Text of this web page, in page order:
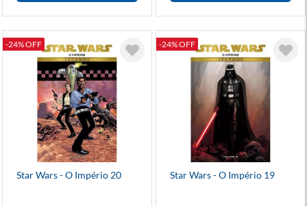
-24% OFF
Star Wars - O Império 20
-24% OFF
Star Wars - O Império 19